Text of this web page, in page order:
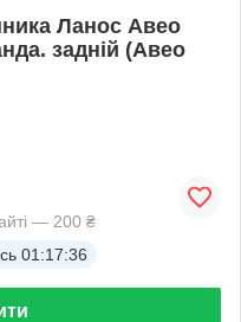
Ланос Авео
задній (Авео
— 200 ₴
01:17:36